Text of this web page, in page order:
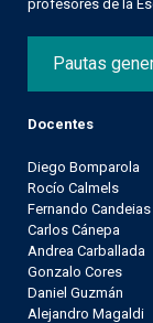
profesores de la
Pautas
Docentes
Diego Bomparola
Rocío Calmels
Fernando Candeias
Carlos Cánepa
Andrea Carballada
Gonzalo Cores
Daniel Guzmán
Alejandro Magaldi